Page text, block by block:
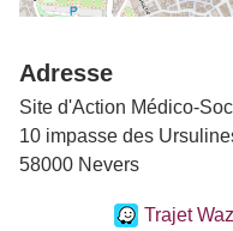
Adresse
Site d'Action Médico-
10 impasse des
58000 Nevers
Trajet